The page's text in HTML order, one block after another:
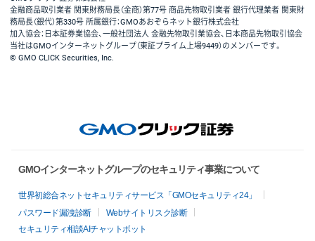
金融商品取引業者 関東財務局長（金商）第77号 商品先物取引業者 銀行代理業者 関東財
務局長（銀代）第330号 所属銀行：GMOあおぞらネット銀行株式会社
加入協会：日本証券業協会、一般社団法人 金融先物取引業協会、日本商品先物取引協会
当社はGMOインターネットグループ（東証プライム上場9449）のメンバーです。
© GMO CLICK Securities, Inc.
GMOインターネットグループのセキュリティ事業について
世界初総合ネットセキュリティサービス「GMOセキュリティ24」
パスワード漏洩診断
Webサイトリスク診断
セキュリティ相談AIチャットボット